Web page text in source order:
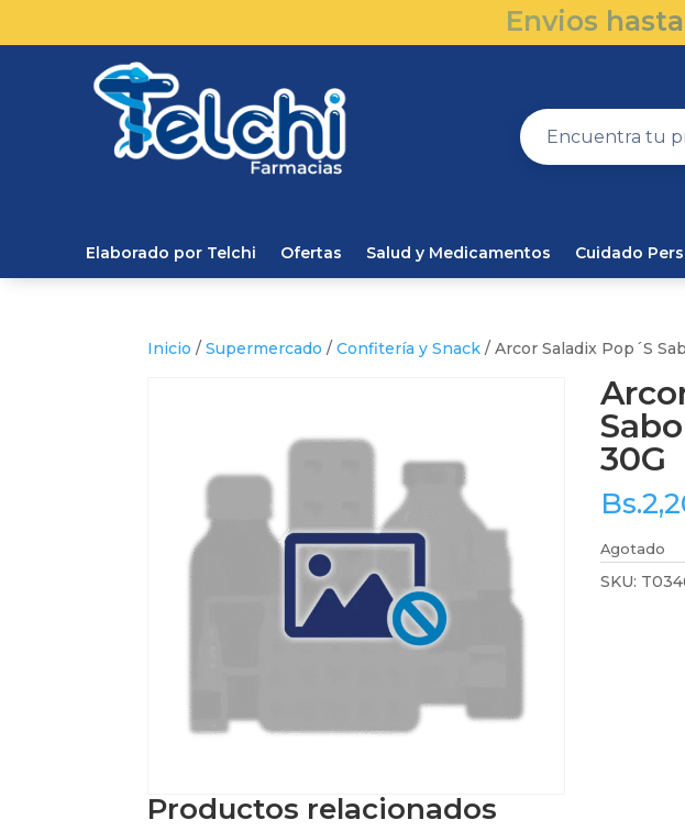
Envios
Elaborado por Telchi Ofertas Salud y Medicamentos Cuidado
Inicio /Supermercado /Confitería y Snack / Arcor Saladix Pop´S
30G
Bs.
Agotado
SKU:
Productos relacionados